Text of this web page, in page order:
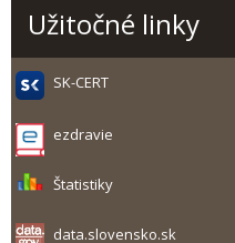
Užitočné linky
SK-CERT
ezdravie
Štatistiky
data.slovensko.sk